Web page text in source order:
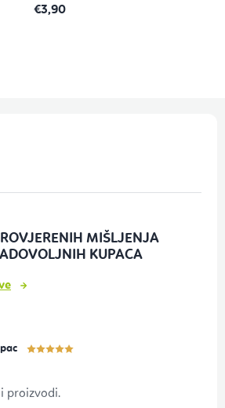
€3,90
MIŠLJENJA
KUPACA
proizvodi.